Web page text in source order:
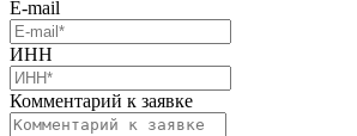
E-mail
ИНН
Комментарий к заявке